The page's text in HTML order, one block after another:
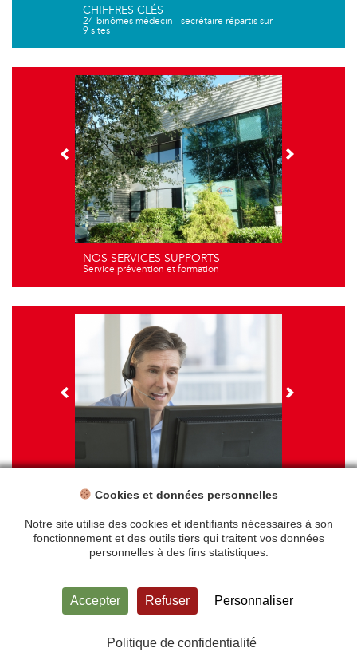
CHIFFRES CLÉS
24 binômes médecin - secrétaire répartis sur
9 sites
NOS SERVICES SUPPORTS
Service prévention et formation
NOS FORMATIONS
Accueil Mentions légales
Cookies et données personnelles
Notre site utilise des cookies et identifiants nécessaires à son
fonctionnement et des outils tiers qui traitent vos données
personnelles à des fins statistiques.
Accepter Refuser Personnaliser
Politique de confidentialité